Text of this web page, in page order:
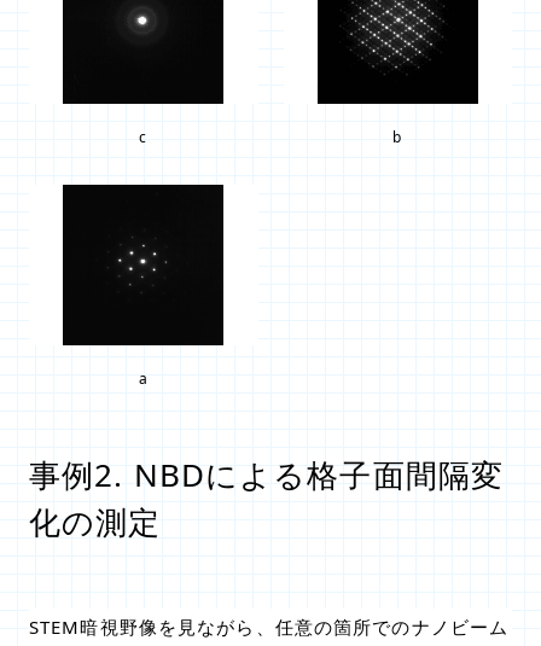
c b
a
事例2. NBDによる格子面間隔変
化の測定
STEM暗視野像を見ながら、任意の箇所でのナノビーム